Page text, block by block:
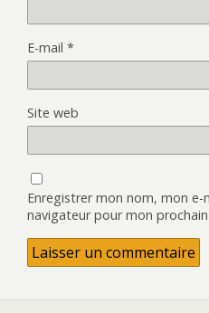
E-mail *
Site web
Enregistrer mon nom, mon
navigateur pour mon